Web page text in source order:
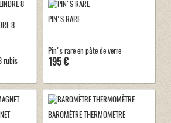
8
rubis
PIN'S RARE
Pin's rare en pâte de verre
195 €
BAROMÈTRE THERMOMÈTRE